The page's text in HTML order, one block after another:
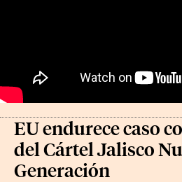
EU endurece caso
del Cártel Jalisco
Generación